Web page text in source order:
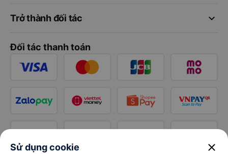
keyboard_arrow_down
Trở thành đối tác
Đối tác thanh toán
Sử dụng cookie close